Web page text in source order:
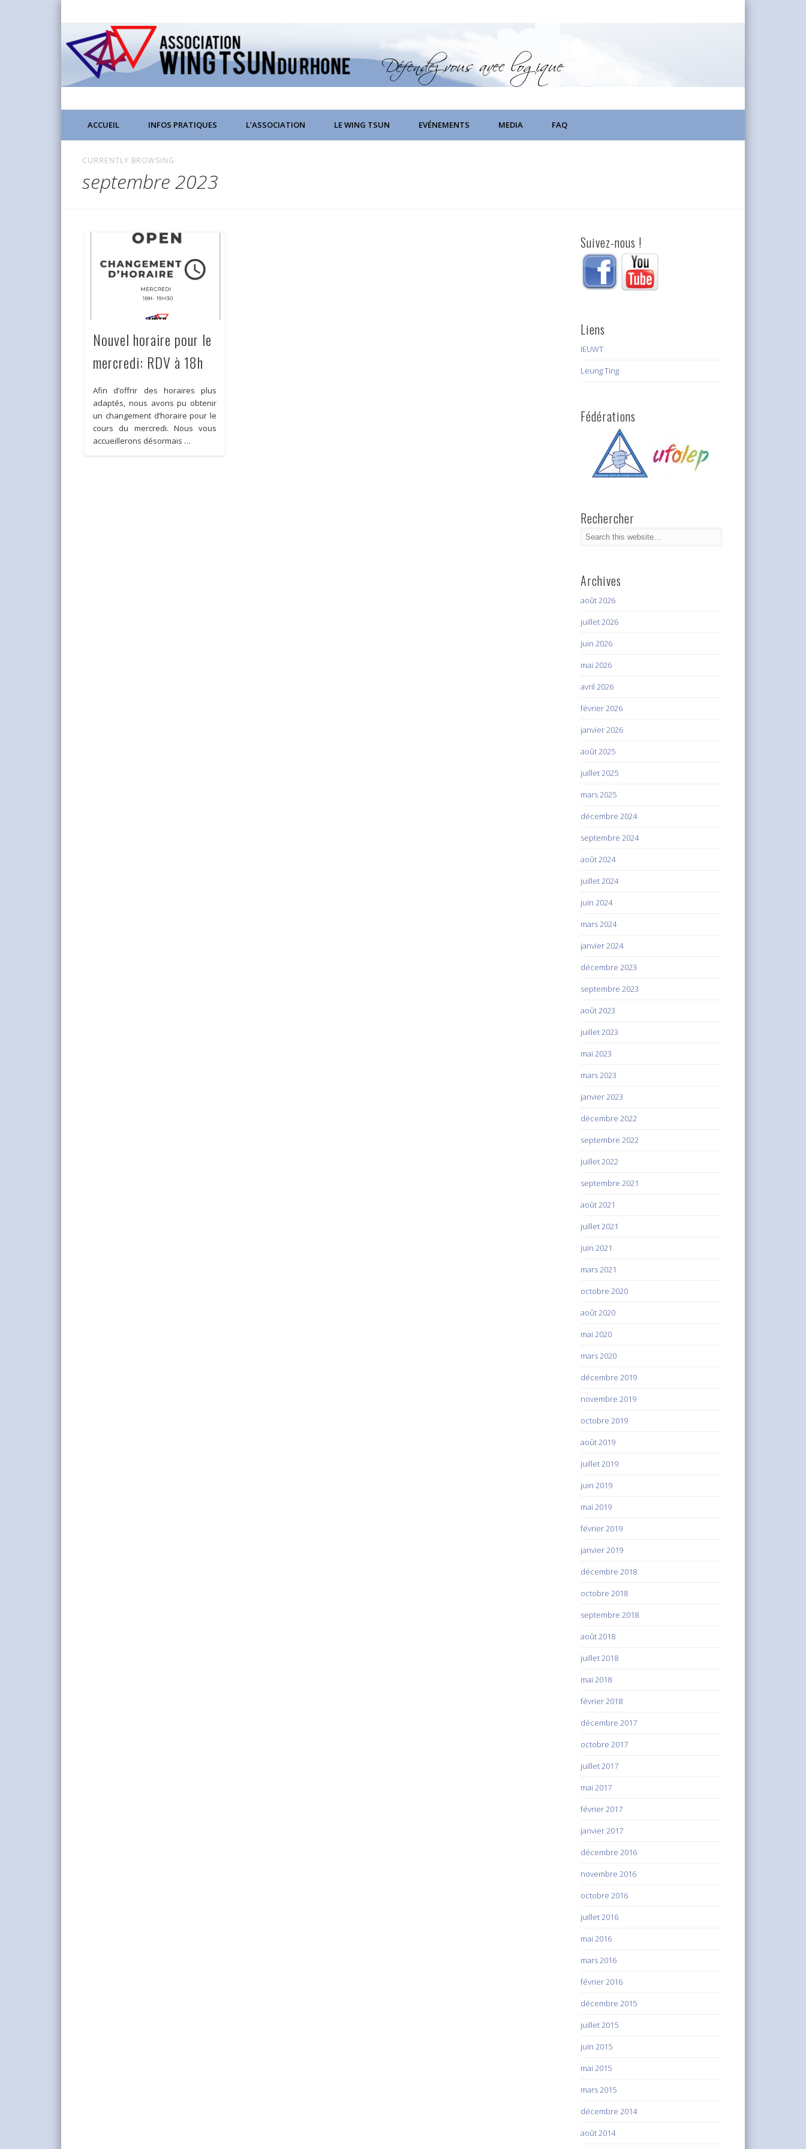
Wing Chun Kung Fu à Lyon
ACCUEIL INFOS PRATIQUES L’ASSOCIATION LE WING TSUN EVÉNEMENTS MEDIA FAQ
CURRENTLY BROWSING
septembre 2023
Nouvel horaire pour le
mercredi: RDV à 18h
Afin d’offrir des horaires plus
adaptés, nous avons pu obtenir
un changement d’horaire pour le
cours du mercredi. Nous vous
accueillerons désormais …
Suivez-nous !
Liens
IEUWT
Leung Ting
Fédérations
Rechercher
Archives
août 2026
juillet 2026
juin 2026
mai 2026
avril 2026
février 2026
janvier 2026
août 2025
juillet 2025
mars 2025
décembre 2024
septembre 2024
août 2024
juillet 2024
juin 2024
mars 2024
janvier 2024
décembre 2023
septembre 2023
août 2023
juillet 2023
mai 2023
mars 2023
janvier 2023
décembre 2022
septembre 2022
juillet 2022
septembre 2021
août 2021
juillet 2021
juin 2021
mars 2021
octobre 2020
août 2020
mai 2020
mars 2020
décembre 2019
novembre 2019
octobre 2019
août 2019
juillet 2019
juin 2019
mai 2019
février 2019
janvier 2019
décembre 2018
octobre 2018
septembre 2018
août 2018
juillet 2018
mai 2018
février 2018
décembre 2017
octobre 2017
juillet 2017
mai 2017
février 2017
janvier 2017
décembre 2016
novembre 2016
octobre 2016
juillet 2016
mai 2016
mars 2016
février 2016
décembre 2015
juillet 2015
juin 2015
mai 2015
mars 2015
décembre 2014
août 2014